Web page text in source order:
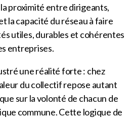
proximité entre dirigeants,
la capacité du réseau à faire
utiles, durables et cohérentes
entreprises.
une réalité forte : chez
du collectif repose autant
sur la volonté de chacun de
commune. Cette logique de